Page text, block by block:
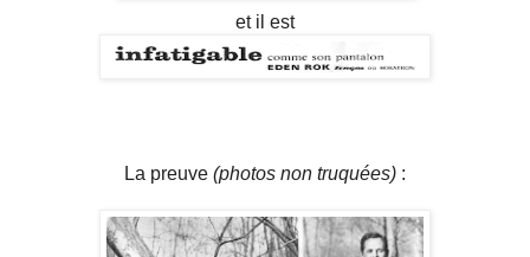
et il est
La preuve (photos non truquées) :